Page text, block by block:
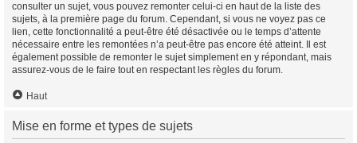
consulter un sujet, vous pouvez remonter celui-ci en haut de la liste des
sujets, à la première page du forum. Cependant, si vous ne voyez pas ce
lien, cette fonctionnalité a peut-être été désactivée ou le temps d’attente
nécessaire entre les remontées n’a peut-être pas encore été atteint. Il est
également possible de remonter le sujet simplement en y répondant, mais
assurez-vous de le faire tout en respectant les règles du forum.
Haut
Mise en forme et types de sujets